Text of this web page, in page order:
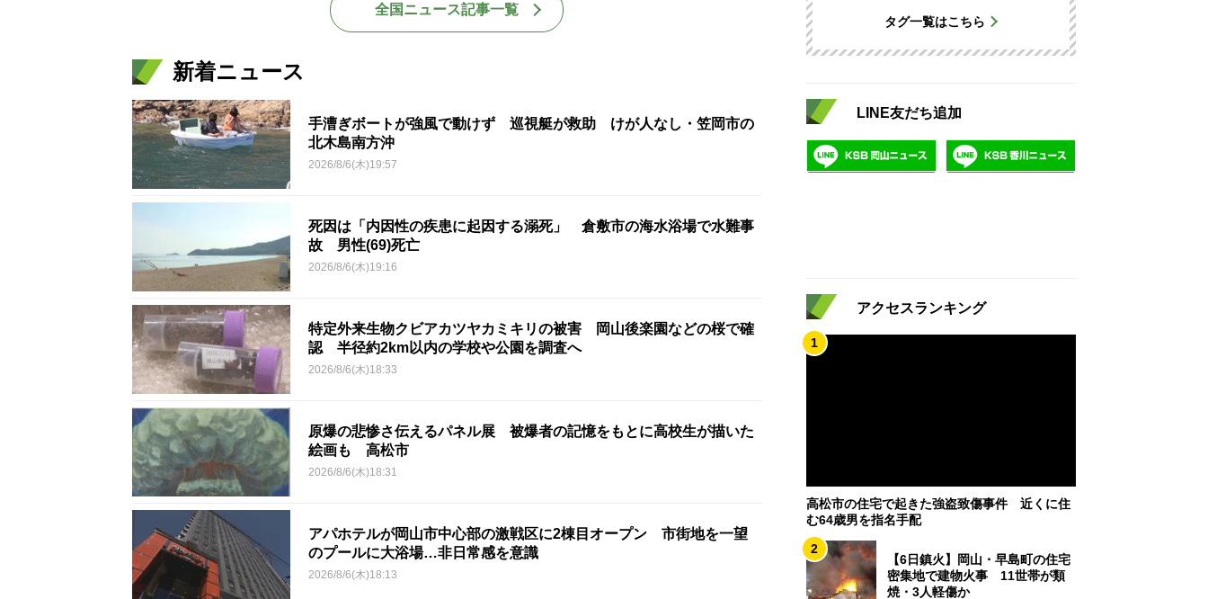
全国ニュース記事一覧
新着ニュース
手漕ぎボートが強風で動けず 巡視艇が救助 けが人なし・笠岡市の
北木島南方沖
2026/8/6(木)19:57
死因は「内因性の疾患に起因する溺死」 倉敷市の海水浴場で水難事
故 男性(69)死亡
2026/8/6(木)19:16
特定外来生物クビアカツヤカミキリの被害 岡山後楽園などの桜で確
認 半径約2km以内の学校や公園を調査へ
2026/8/6(木)18:33
原爆の悲惨さ伝えるパネル展 被爆者の記憶をもとに高校生が描いた
絵画も 高松市
2026/8/6(木)18:31
アパホテルが岡山市中心部の激戦区に2棟目オープン 市街地を一望
のプールに大浴場…非日常感を意識
2026/8/6(木)18:13
タグ一覧はこちら
LINE友だち追加
アクセスランキング
1
高松市の住宅で起きた強盗致傷事件 近くに住
む64歳男を指名手配
2
【6日鎮火】岡山・早島町の住宅
密集地で建物火事 11世帯が類
焼・3人軽傷か